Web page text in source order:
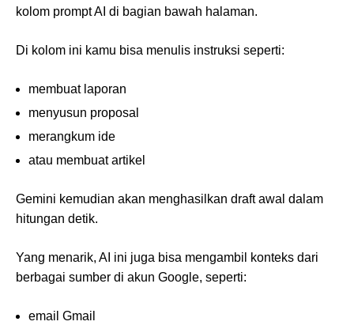
kolom prompt AI di bagian bawah halaman.
Di kolom ini kamu bisa menulis instruksi seperti:
membuat laporan
menyusun proposal
merangkum ide
atau membuat artikel
Gemini kemudian akan menghasilkan draft awal dalam
hitungan detik.
Yang menarik, AI ini juga bisa mengambil konteks dari
berbagai sumber di akun Google, seperti:
email Gmail